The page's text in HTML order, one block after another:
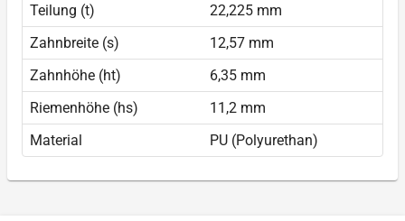
Teilung (t)
22,225 mm
Zahnbreite (s)
12,57 mm
Zahnhöhe (ht)
6,35 mm
Riemenhöhe (hs)
11,2 mm
Material
PU (Polyurethan)